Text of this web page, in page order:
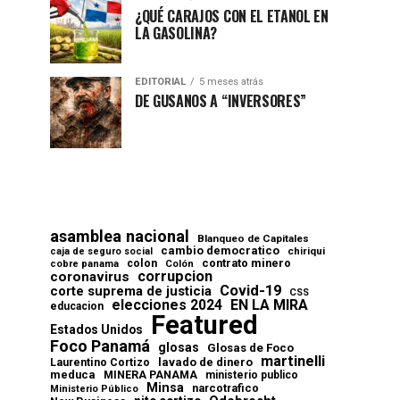
¿QUÉ CARAJOS CON EL ETANOL EN
LA GASOLINA?
EDITORIAL 5 meses atrás
DE GUSANOS A “INVERSORES”
asamblea nacional Blanqueo de Capitales
caja de seguro social cambio democratico chiriqui
cobre panama colon Colón contrato minero
coronavirus corrupcion
corte suprema de justicia Covid-19 CSS
educacion elecciones 2024 EN LA MIRA
Estados Unidos Featured
Foco Panamá glosas Glosas de Foco
Laurentino Cortizo lavado de dinero martinelli
meduca MINERA PANAMA ministerio publico
Ministerio Público Minsa
narcotrafico